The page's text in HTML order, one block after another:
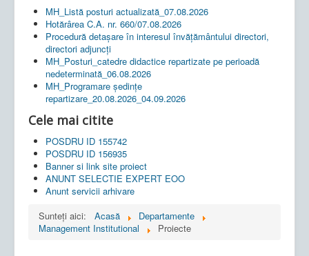
MH_Listă posturi actualizată_07.08.2026
Hotărârea C.A. nr. 660/07.08.2026
Procedură detașare în interesul învățământului directori,
directori adjuncți
MH_Posturi_catedre didactice repartizate pe perioadă
nedeterminată_06.08.2026
MH_Programare ședințe
repartizare_20.08.2026_04.09.2026
Cele mai citite
POSDRU ID 155742
POSDRU ID 156935
Banner si link site proiect
ANUNT SELECTIE EXPERT EOO
Anunt servicii arhivare
Sunteți aici:
Acasă
Departamente
Management Institutional
Proiecte